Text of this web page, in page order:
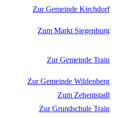
Zur Gemeinde Kirchdorf
Zum Markt Siegenburg
Zur Gemeinde Train
Zur Gemeinde Wildenberg
Zum Zehentstadl
Zur Grundschule Train